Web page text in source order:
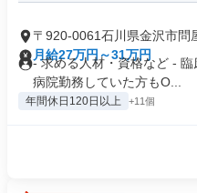
〒920-0061石川県金沢市問
月給27万円～31万円
- 求める人材・資格など -
病院勤務していた方もO...
年間休日120日以上 +11個